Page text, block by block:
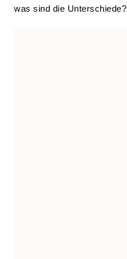
was sind die Unterschiede?